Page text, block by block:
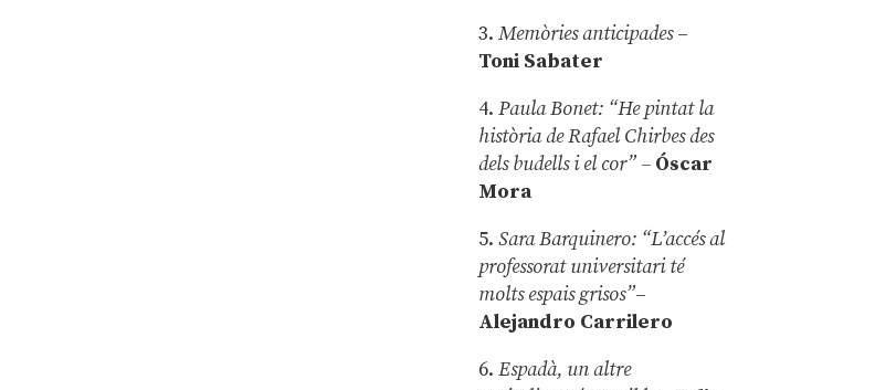
3.Memòries anticipades–
Toni Sabater
4.Paula Bonet: “He pintat la
història de Rafael Chirbes des
dels budells i el cor” – Óscar
Mora
5.Sara Barquinero: “L’accés al
professorat universitari té
molts espais grisos”–
Alejandro Carrilero
6.Espadà, un altre